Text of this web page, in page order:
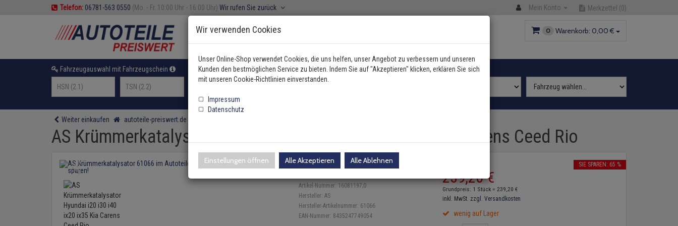
Telefon: 06781-563 0550 (Mo. - Fr. 10:00 Uhr - 16:00 Uhr) Wir rufen Sie zurück Mein Konto Merkzettel (0)
0 Warenkorb: 0,00 €
Fahrzeugauswahl mit Fahrzeugschein oder Fahrzeugtyp manuell wählen
Weiter einkaufen autoteile-preiswert.de
AS Krümmerkatalysator Hyundai i20 i30 i40 ix20 ix35 Kia Carens Ceed Rio
Einloggen und Bewertung schreiben
Artikel-Nummer: 16081197;0
Hersteller:AS
Hersteller-Artikelnummer: 61066
EAN-Nummer: 8435247749054
239,20 €
SIE SPAREN: 65 %
Grundpreis: 1 Stück = 239,20 €
inkl. MwSt. zzgl. Versandkosten
wenig auf Lager
Wir verwenden Cookies
Unser Online-Shop verwendet Cookies, die uns helfen, unser Angebot zu verbessern und unseren
Kunden den bestmöglichen Service zu bieten. Indem Sie auf "Akzeptieren" klicken, erklären Sie sich
mit unseren Cookie-Richtlinien einverstanden.
Impressum
Datenschutz
Einstellungen öffnen Alle Akzeptieren Alle Ablehnen